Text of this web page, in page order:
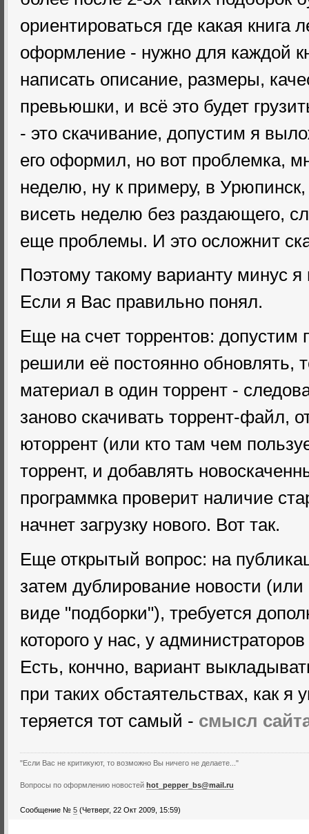
ориентироваться где какая книга
оформление - нужно для каждой
написать описание, размеры,
превьюшки, и всё это будет
- это скачивание, допустим я
его оформил, но вот проблемка,
неделю, ну к примеру, в Урюпинск,
висеть неделю без раздающего,
еще проблемы. И это осложнит
Поэтому такому варианту минус
Если я Вас правильно понял.
Еще на счет торрентов:
решили её постоянно обновлять,
материал в один торрент -
заново скачивать торрент-файл,
юторрент (или кто там чем
торрент, и добавлять
программка проверит наличие
начнет загрузку нового. Вот так.
Еще открытый вопрос: на
затем дублирование новости (или
виде "подборки"), требуется
которого у нас, у
Есть, кончно, вариант
при таких обстаятельствах, как
теряется тот самый - смысл
"Если Вас не критикуют, то возможно Вы ничего не делаете..."
Вопросы по оформлению новостей hot_pepper_bs@mail.ru
Сообщение № 5 (Четверг, 22 Окт 2009, 15:59)